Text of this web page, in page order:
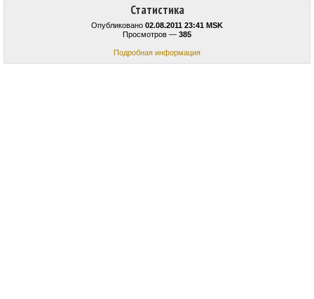
Статистика
Опубликовано 02.08.2011 23:41 MSK
Просмотров — 385
Подробная информация